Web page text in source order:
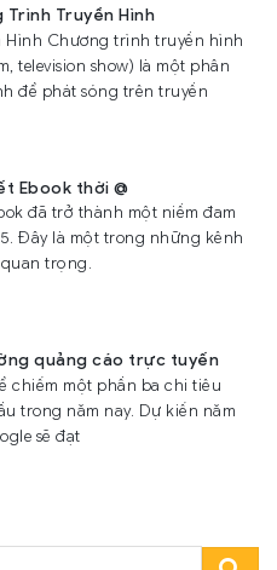
Trình Truyền Hình
Hình Chương trình truyền hình
television show) là một phân
để phát sóng trên truyền
Ebook thời @
đã trở thành một niềm đam
Đây là một trong những kênh
trọng.
quảng cáo trực tuyến
chiếm một phần ba chi tiêu
trong năm nay. Dự kiến năm
sẽ đạt